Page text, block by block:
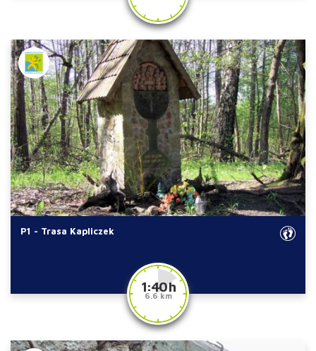
P1 - Trasa Kapliczek
1:40 h
6.6 km